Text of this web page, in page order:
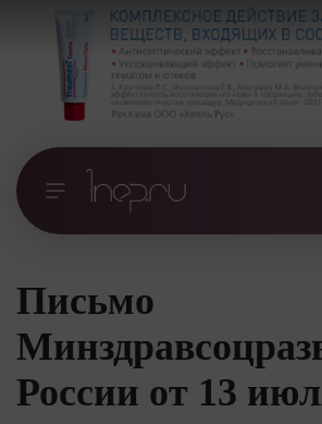
Письмо
России от 13